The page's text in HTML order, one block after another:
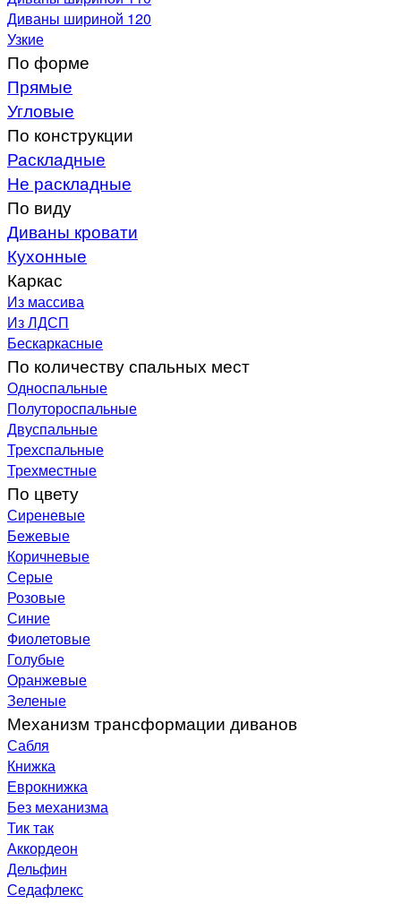
Диваны шириной 120
Узкие
По форме
Прямые
Угловые
По конструкции
Раскладные
Не раскладные
По виду
Диваны кровати
Кухонные
Каркас
Из массива
Из ЛДСП
Бескаркасные
По количеству спальных мест
Односпальные
Полутороспальные
Двуспальные
Трехспальные
Трехместные
По цвету
Сиреневые
Бежевые
Коричневые
Серые
Розовые
Синие
Фиолетовые
Голубые
Оранжевые
Зеленые
Механизм трансформации диванов
Сабля
Книжка
Еврокнижка
Без механизма
Тик так
Аккордеон
Дельфин
Седафлекс